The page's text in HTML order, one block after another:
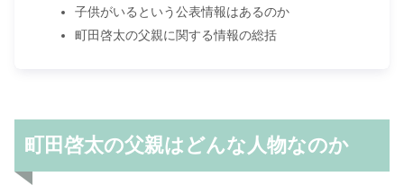
子供がいるという公表情報はあるのか
町田啓太の父親に関する情報の総括
町田啓太の父親はどんな人物なのか